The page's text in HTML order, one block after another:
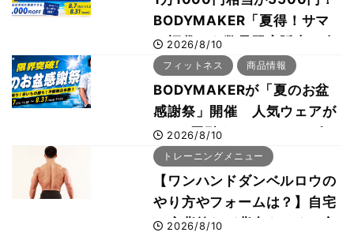
BODYMAKER「夏得！サマ
ー福袋」を数量限定販売 次
回使える1000円OFFクーポ
ンも
2026/8/10
フィットネス 商品情報
BODYMAKERが「夏のお盆
感謝祭」開催 人気ウェアが
1000円引き、UVクールポン
チョは半額の990円に
2026/8/10
トレーニングメニュー
【ワンハンドダンベルロウの
やり方やフォームは？】自宅
で広背筋など背中をつくる方
2026/8/10